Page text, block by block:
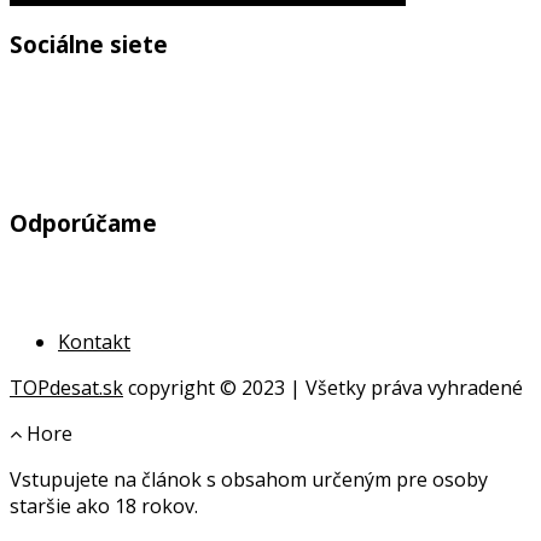
Sociálne siete
Odporúčame
Kontakt
TOPdesat.skcopyright © 2023 | Všetky práva vyhradené
Hore
online
Vstupujete na článok s obsahom určeným pre osoby
staršie ako 18 rokov.